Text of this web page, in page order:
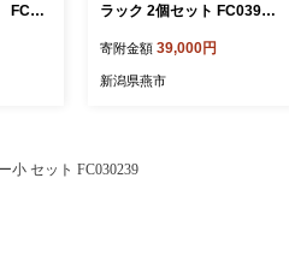
FC05
ラック 2個セット FC03902
寄附金額 39,000円
新潟県燕市
小 セット FC030239